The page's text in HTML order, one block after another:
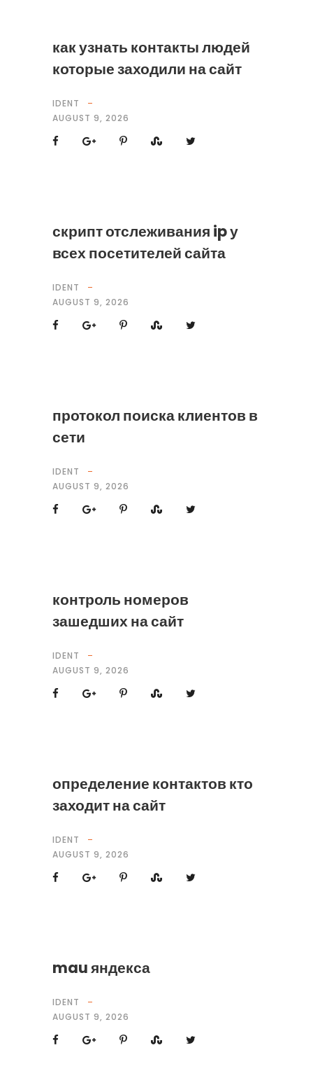
как узнать контакты людей
которые заходили на сайт
IDENT
AUGUST 9, 2026
скрипт отслеживания ip у
всех посетителей сайта
IDENT
AUGUST 9, 2026
протокол поиска клиентов в
сети
IDENT
AUGUST 9, 2026
контроль номеров
зашедших на сайт
IDENT
AUGUST 9, 2026
определение контактов кто
заходит на сайт
IDENT
AUGUST 9, 2026
mau яндекса
IDENT
AUGUST 9, 2026